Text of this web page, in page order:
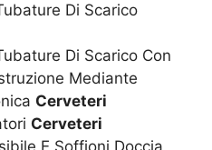
Di Scarico
Di Scarico Con
Mediante
Cerveteri
Cerveteri